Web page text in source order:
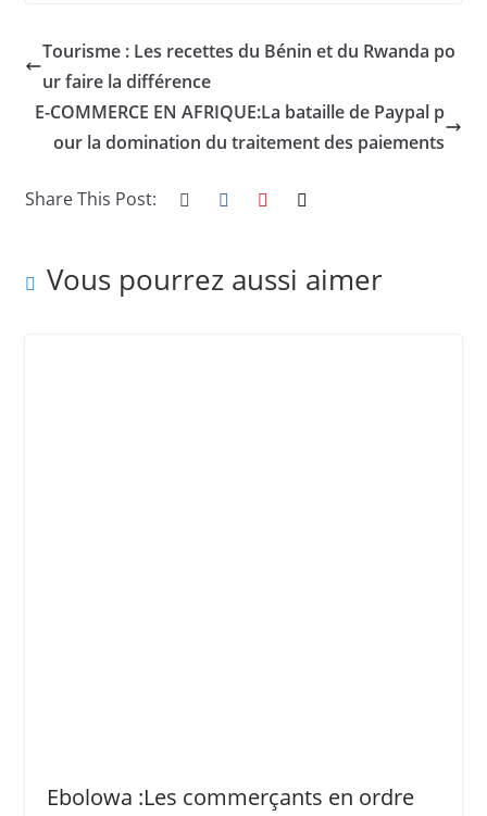
Tourisme : Les recettes du Bénin et du Rwanda po
ur faire la différence
E-COMMERCE EN AFRIQUE:La bataille de Paypal p
our la domination du traitement des paiements
Share This Post:
Vous pourrez aussi aimer
Ebolowa :Les commerçants en ordre